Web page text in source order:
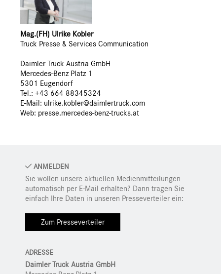
Mag.(FH) Ulrike Kobler
Truck Presse & Services Communication
Daimler Truck Austria GmbH
Mercedes-Benz Platz 1
5301 Eugendorf
Tel.: +43 664 88345324
E-Mail: ulrike.kobler@daimlertruck.com
Web: presse.mercedes-benz-trucks.at
ANMELDEN
Sie wollen unsere aktuellen Medienmitteilungen
automatisch per E-Mail erhalten? Dann tragen Sie
einfach Ihre Daten in unseren Presseverteiler ein:
Zum Presseverteiler
ADRESSE
Daimler Truck Austria GmbH